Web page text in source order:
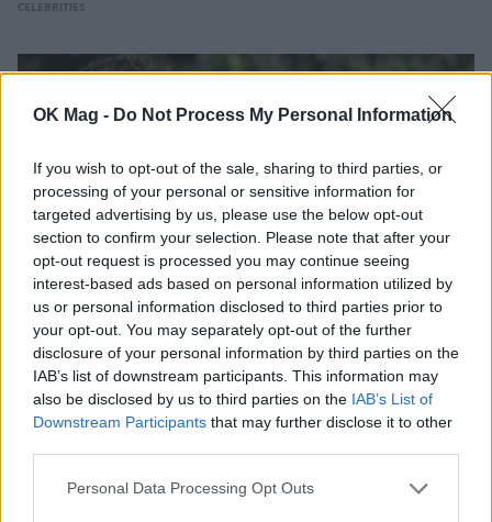
OK Mag - Do Not Process My Personal Information
If you wish to opt-out of the sale, sharing to third parties, or
processing of your personal or sensitive information for
targeted advertising by us, please use the below opt-out
section to confirm your selection. Please note that after your
opt-out request is processed you may continue seeing
interest-based ads based on personal information utilized by
us or personal information disclosed to third parties prior to
your opt-out. You may separately opt-out of the further
disclosure of your personal information by third parties on the
IAB’s list of downstream participants. This information may
also be disclosed by us to third parties on the IAB’s List of
Downstream Participants that may further disclose it to other
Personal Data Processing Opt Outs
CELEBRITIES
Γιώργος Λιάγκας: Ο καλοκαιρινός
απολογισμός και το αισιόδοξο μήνυμα
CELEBRITIES